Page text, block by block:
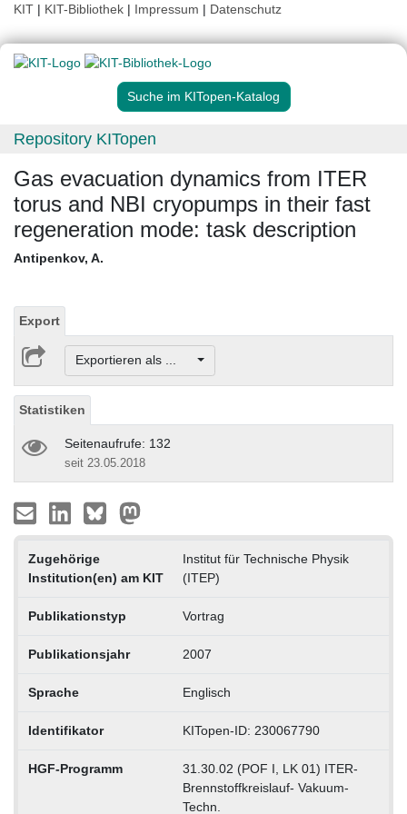
KIT | KIT-Bibliothek | Impressum | Datenschutz
Suche im KITopen-Katalog
Repository KITopen
Gas evacuation dynamics from ITER
torus and NBI cryopumps in their fast
regeneration mode: task description
Antipenkov, A.
Export
Exportieren als ...
Statistiken
Seitenaufrufe: 132
seit 23.05.2018
Zugehörige
Institution(en) am KIT
Institut für Technische Physik
(ITEP)
Publikationstyp Vortrag
Publikationsjahr 2007
Sprache Englisch
Identifikator KITopen-ID: 230067790
HGF-Programm
31.30.02 (POF I, LK 01) ITER-
Brennstoffkreislauf- Vakuum-
Techn.